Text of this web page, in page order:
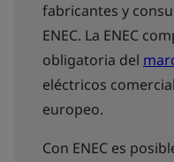
fabricantes y
ENEC. La ENEC
obligatoria del
eléctricos
europeo.
Con ENEC es